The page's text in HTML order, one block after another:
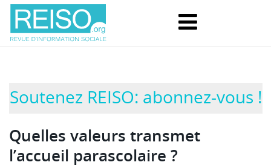
Soutenez REISO: abonnez-vous !
Quelles valeurs transmet
l’accueil parascolaire ?